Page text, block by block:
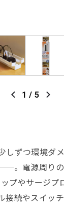
1 / 5
ずつ環境ダ
。電源周り
やサージプ
続やスイッ